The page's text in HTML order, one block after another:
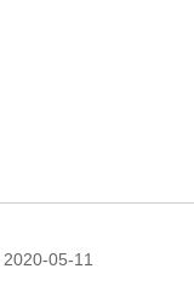
2020-05-11